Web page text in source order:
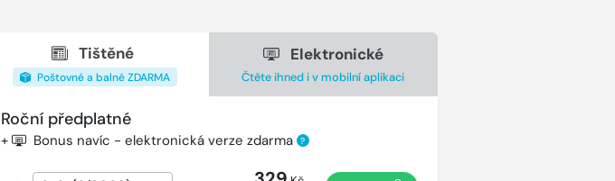
Tištěné
Poštovné a balné ZDARMA
Elektronické
Čtěte ihned i v mobilní aplikaci
Roční předplatné
+ Bonus navíc - elektronická verze zdarma ?